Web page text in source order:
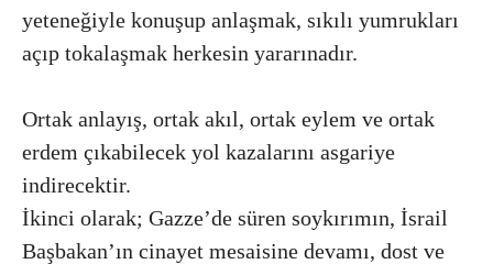
yeteneğiyle konuşup anlaşmak, sıkılı yumrukları
açıp tokalaşmak herkesin yararınadır.
Ortak anlayış, ortak akıl, ortak eylem ve ortak
erdem çıkabilecek yol kazalarını asgariye
indirecektir.
İkinci olarak; Gazze’de süren soykırımın, İsrail
Başbakan’ın cinayet mesaisine devamı, dost ve